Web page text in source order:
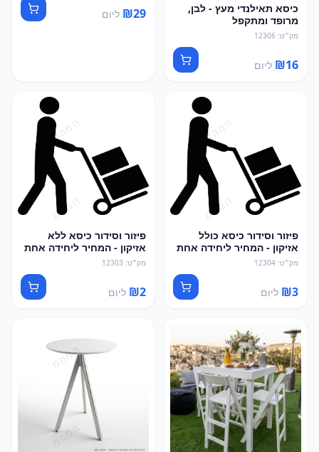
כיסא תאילנדי מעץ - לבן,
מרופד ומתקפל
מק״ט:
12306
₪16 ליום
₪29 ליום
פיזור וסידור כיסא כולל
אזיקון - המחיר ליחידה אחת
מק״ט:
12304
₪3 ליום
פיזור וסידור כיסא ללא
אזיקון - המחיר ליחידה אחת
מק״ט:
12303
₪2 ליום